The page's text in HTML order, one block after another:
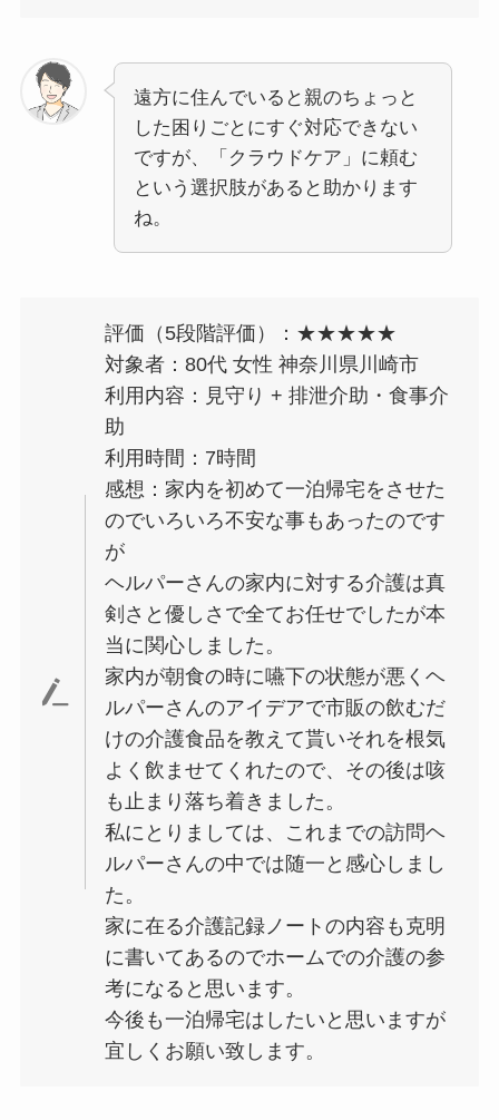
遠方に住んでいると親のちょっと
した困りごとにすぐ対応できない
ですが、「クラウドケア」に頼む
という選択肢があると助かります
ね。
評価（5段階評価）：★★★★★
対象者：80代 女性 神奈川県川崎市
利用内容：見守り + 排泄介助・食事介
助
利用時間：7時間
感想：家内を初めて一泊帰宅をさせた
のでいろいろ不安な事もあったのです
が
ヘルパーさんの家内に対する介護は真
剣さと優しさで全てお任せでしたが本
当に関心しました。
家内が朝食の時に嚥下の状態が悪くヘ
ルパーさんのアイデアで市販の飲むだ
けの介護食品を教えて貰いそれを根気
よく飲ませてくれたので、その後は咳
も止まり落ち着きました。
私にとりましては、これまでの訪問ヘ
ルパーさんの中では随一と感心しまし
た。
家に在る介護記録ノートの内容も克明
に書いてあるのでホームでの介護の参
考になると思います。
今後も一泊帰宅はしたいと思いますが
宜しくお願い致します。